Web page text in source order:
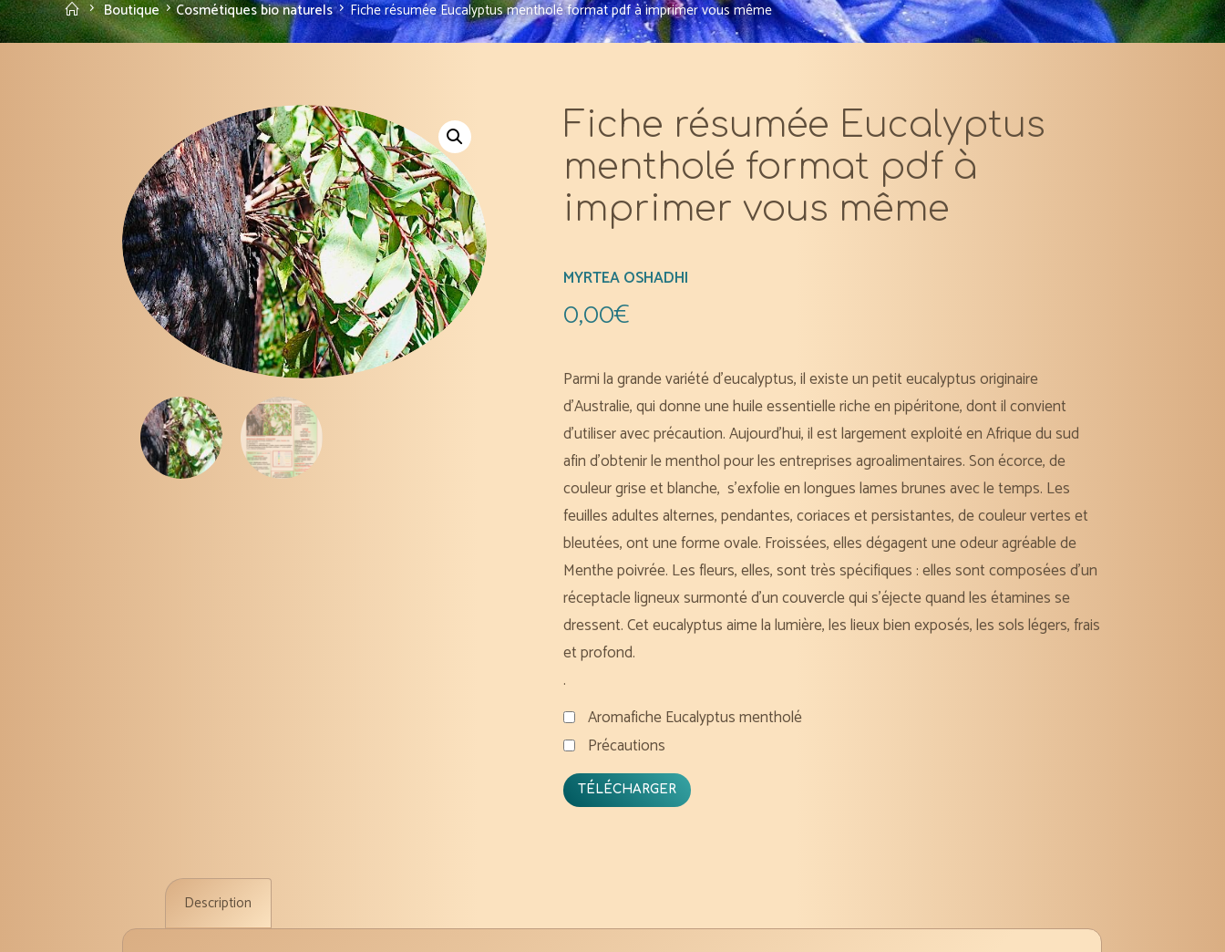
AccueilBoutique Cosmétiques bio naturels Fiche résumée Eucalyptus mentholé format pdf à imprimer vous même
Fiche résumée Eucalyptus
mentholé format pdf à
imprimer vous même
MYRTEA OSHADHI
0,00€
Parmi la grande variété d’eucalyptus, il existe un petit eucalyptus originaire
d’Australie, qui donne une huile essentielle riche en pipéritone, dont il convient
d’utiliser avec précaution. Aujourd’hui, il est largement exploité en Afrique du sud
afin d’obtenir le menthol pour les entreprises agroalimentaires. Son écorce, de
couleur grise et blanche, s’exfolie en longues lames brunes avec le temps. Les
feuilles adultes alternes, pendantes, coriaces et persistantes, de couleur vertes et
bleutées, ont une forme ovale. Froissées, elles dégagent une odeur agréable de
Menthe poivrée. Les fleurs, elles, sont très spécifiques : elles sont composées d’un
réceptacle ligneux surmonté d’un couvercle qui s’éjecte quand les étamines se
dressent. Cet eucalyptus aime la lumière, les lieux bien exposés, les sols légers, frais
et profond.
.
Aromafiche Eucalyptus mentholé
Précautions
TÉLÉCHARGER
Description